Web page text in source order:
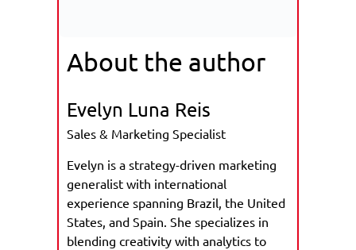
About the author
Evelyn Luna Reis
Sales & Marketing Specialist
Evelyn is a strategy-driven marketing
generalist with international
experience spanning Brazil, the United
States, and Spain. She specializes in
blending creativity with analytics to